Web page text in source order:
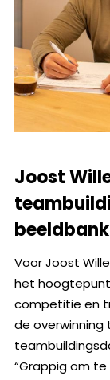
Joost
beeldbank
Voor Joost
het hoogtepunt
competitie en
de overwinning
“Grappig om